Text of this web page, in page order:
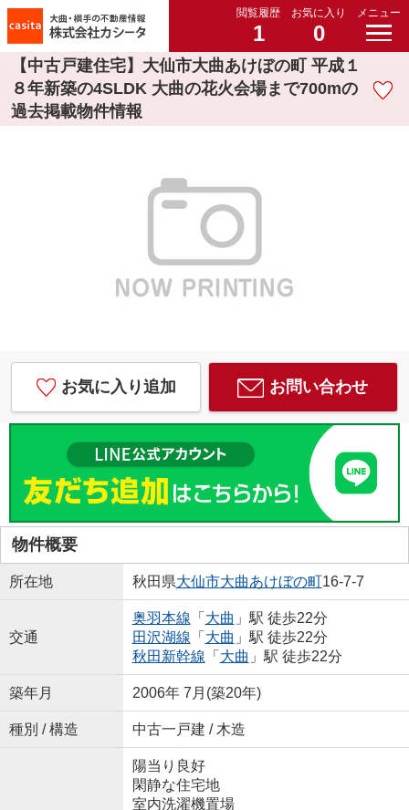
閲覧履歴
1
お気に入り
0
メニュー
【中古戸建住宅】大仙市大曲あけぼの町 平成１
８年新築の4SLDK 大曲の花火会場まで700mの
過去掲載物件情報
お気に入り追加 お問い合わせ
物件概要
所在地 秋田県大仙市大曲あけぼの町16-7-7
交通
奥羽本線 「 大曲 」駅 徒歩22分
田沢湖線 「 大曲 」駅 徒歩22分
秋田新幹線 「 大曲 」駅 徒歩22分
築年月 2006年 7月(築20年)
種別 / 構造 中古一戸建 / 木造
陽当り良好
閑静な住宅地
室内洗濯機置場